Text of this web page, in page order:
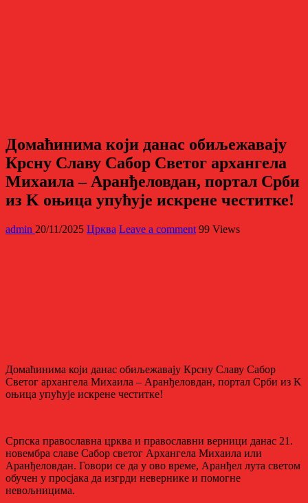
Домаћинима који данас обиљежавају
Крсну Славу Сабор Светог архангела
Михаила – Аранђеловдан, портал Срби
из K оњица упућује искрене честитке!
admin 20/11/2025 Црква Leave a comment 99 Views
Домаћинима који данас обиљежавају Крсну Славу Сабор
Светог архангела Михаила – Аранђеловдан, портал Срби из K
оњица упућује искрене честитке!
Српска православна црква и православни верници данас 21.
новембра славе Сабор светог Архангела Михаила или
Аранђеловдан. Говори се да у ово време, Аранђел лута светом
обучен у просјака да изгрди невернике и помогне
невољницима.